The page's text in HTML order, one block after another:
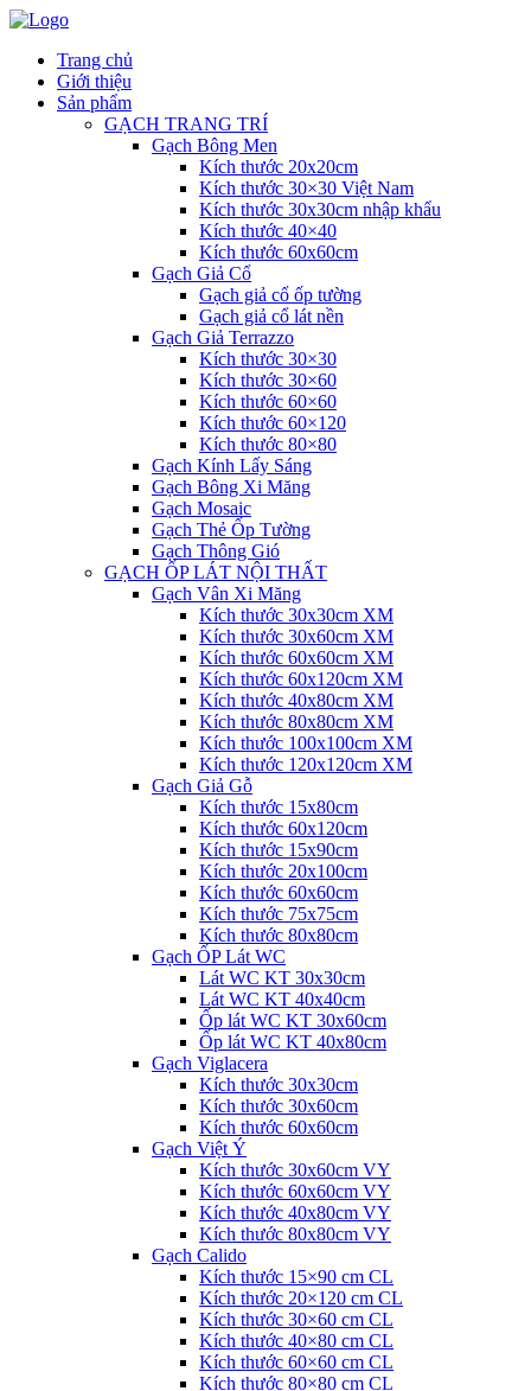
Trang chủ
Giới thiệu
Sản phẩm
GẠCH TRANG TRÍ
Gạch Bông Men
Kích thước 20x20cm
Kích thước 30×30 Việt Nam
Kích thước 30x30cm nhập khẩu
Kích thước 40×40
Kích thước 60x60cm
Gạch Giả Cổ
Gạch giả cổ ốp tường
Gạch giả cổ lát nền
Gạch Giả Terrazzo
Kích thước 30×30
Kích thước 30×60
Kích thước 60×60
Kích thước 60×120
Kích thước 80×80
Gạch Kính Lấy Sáng
Gạch Bông Xi Măng
Gạch Mosaic
Gạch Thẻ Ốp Tường
Gạch Thông Gió
GẠCH ỐP LÁT NỘI THẤT
Gạch Vân Xi Măng
Kích thước 30x30cm XM
Kích thước 30x60cm XM
Kích thước 60x60cm XM
Kích thước 60x120cm XM
Kích thước 40x80cm XM
Kích thước 80x80cm XM
Kích thước 100x100cm XM
Kích thước 120x120cm XM
Gạch Giả Gỗ
Kích thước 15x80cm
Kích thước 60x120cm
Kích thước 15x90cm
Kích thước 20x100cm
Kích thước 60x60cm
Kích thước 75x75cm
Kích thước 80x80cm
Gạch ỐP Lát WC
Lát WC KT 30x30cm
Lát WC KT 40x40cm
Ốp lát WC KT 30x60cm
Ốp lát WC KT 40x80cm
Gạch Viglacera
Kích thước 30x30cm
Kích thước 30x60cm
Kích thước 60x60cm
Gạch Việt Ý
Kích thước 30x60cm VY
Kích thước 60x60cm VY
Kích thước 40x80cm VY
Kích thước 80x80cm VY
Gạch Calido
Kích thước 15×90 cm CL
Kích thước 20×120 cm CL
Kích thước 30×60 cm CL
Kích thước 40×80 cm CL
Kích thước 60×60 cm CL
Kích thước 80×80 cm CL